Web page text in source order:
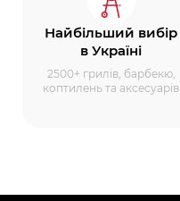
Найбільший вибір
в Україні
2500+ грилів, барбекю,
коптилень та аксесуарів